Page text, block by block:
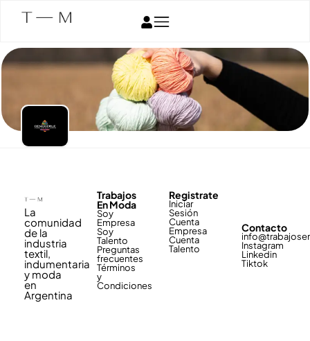
La
comunidad
de la
industria
textil,
indumentaria
y moda
en
Argentina
Trabajos
En Moda
Soy
Empresa
Soy
Talento
Preguntas
frecuentes
Términos
y
Condiciones
Registrate
Iniciar
Sesión
Cuenta
Empresa
Cuenta
Talento
Contacto
Instagram
Linkedin
Tiktok